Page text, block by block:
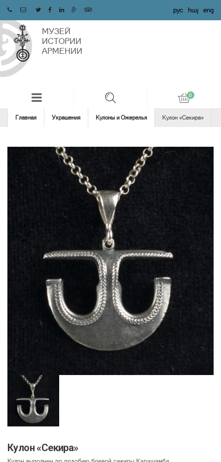
рус հայ eng
МУЗЕЙ
ИСТОРИИ
АРМЕНИИ
Главная Украшения Кулоны и Ожерелья Кулон «Секира»
Кулон «Секира»